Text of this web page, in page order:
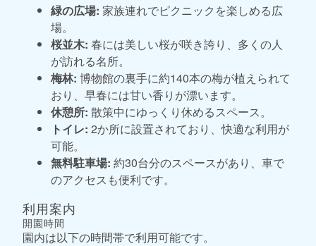
緑の広場: 家族連れでピクニックを楽しめる広
場。
桜並木: 春には美しい桜が咲き誇り、多くの人
が訪れる名所。
梅林: 博物館の裏手に約140本の梅が植えられて
おり、早春には甘い香りが漂います。
休憩所: 散策中にゆっくり休めるスペース。
トイレ: 2か所に設置されており、快適な利用が
可能。
無料駐車場: 約30台分のスペースがあり、車で
のアクセスも便利です。
利用案内
開園時間
園内は以下の時間帯で利用可能です。